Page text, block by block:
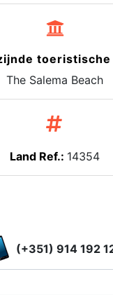
The Salema Beach
Land Ref.: 14354
(+351) 914 192